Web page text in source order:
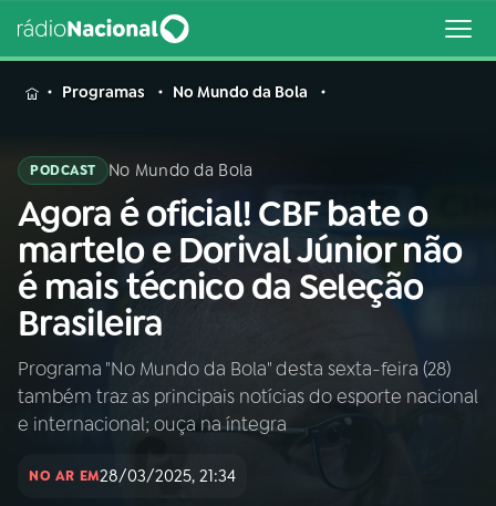
MENU
Buscar
na
Rádio
Nacional
Buscar
01 INÍCIO
02A RÁDIO
Programas No Mundo da Bola
PODCAST No Mundo da Bola
Agora é oficial! CBF bate o
martelo e Dorival Júnior não
é mais técnico da Seleção
Brasileira
Programa "No Mundo da Bola" desta sexta-feira (28)
também traz as principais notícias do esporte nacional
e internacional; ouça na íntegra
NO AR EM28/03/2025, 21:34